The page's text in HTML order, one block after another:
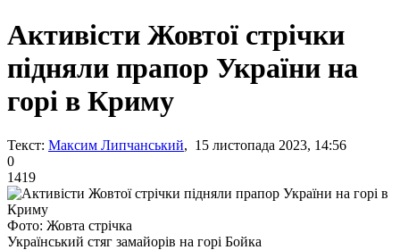
Активісти Жовтої стрічки
підняли прапор України на
горі в Криму
Текст: Максим Липчанський, 15 листопада 2023, 14:56
0
1419
Фото: Жовта стрічка
Український стяг замайорів на горі Бойка